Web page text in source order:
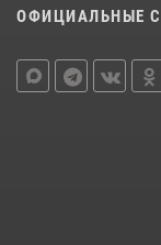
ОФИЦИАЛЬНЫЕ